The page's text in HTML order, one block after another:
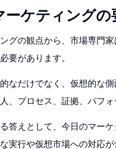
ーケティングの
グの観点から、市場専門
要があります。
なだけでなく、仮想的な
、プロセス、証拠、パフ
答えとして、今日のマー
実行や仮想市場への対応が